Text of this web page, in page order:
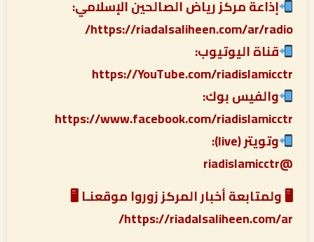
إذاعة مركز رياض الصالحين الإسلامي:
https://riadalsaliheen.com/ar/radio/
قناة اليوتيوب:
https://YouTube.com/riadislamicctr
والفيس بوك:
https://www.facebook.com/riadislamicctr
وتويتر (live):
@riadislamicctr
🖥 ولمتابعة أخبار المركز زوروا موقعنـا 🖥
https://riadalsaliheen.com/ar/